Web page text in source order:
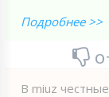
Подробнее >>
В miuz